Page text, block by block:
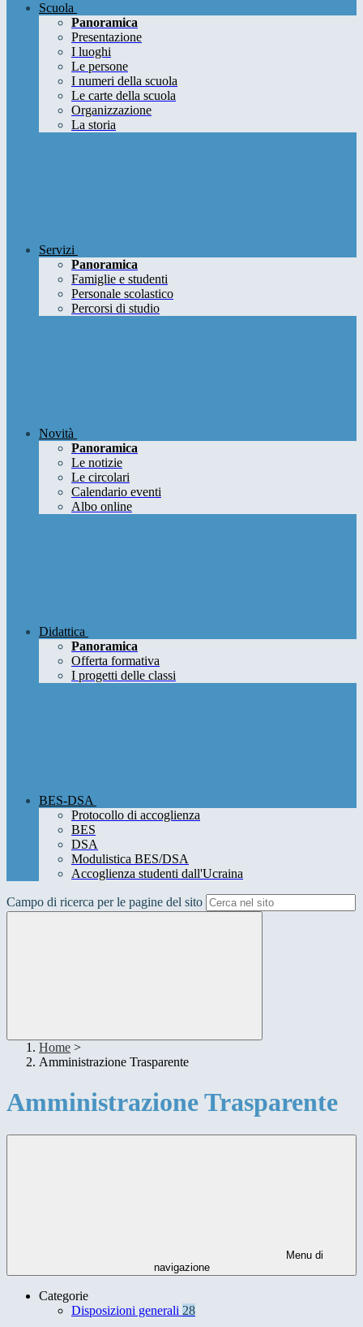
Scuola
Panoramica
Presentazione
I luoghi
Le persone
I numeri della scuola
Le carte della scuola
Organizzazione
La storia
Servizi
Panoramica
Famiglie e studenti
Personale scolastico
Percorsi di studio
Novità
Panoramica
Le notizie
Le circolari
Calendario eventi
Albo online
Didattica
Panoramica
Offerta formativa
I progetti delle classi
BES-DSA
Protocollo di accoglienza
BES
DSA
Modulistica BES/DSA
Accoglienza studenti dall'Ucraina
Campo di ricerca per le pagine del sito
Home >
Amministrazione Trasparente
Amministrazione Trasparente
Menu di
navigazione
Categorie
Disposizioni generali 28